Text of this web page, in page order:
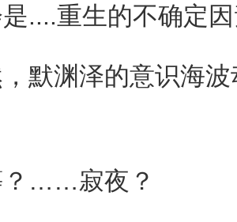
重生的不确定
渊泽的意识海波
……寂夜？